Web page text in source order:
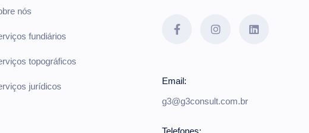
nós
fundiários
topográficos
jurídicos
Email:
g3@g3consult.com.br